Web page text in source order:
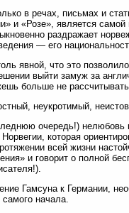
в речах, письмах и
и «Розе», является
раздражает
— его
явной, что это
выйти замуж за
больше не
неукротимый,
очередь!)
которая
всей жизни
и говорит о полной
Гамсуна к Германии,
начала.